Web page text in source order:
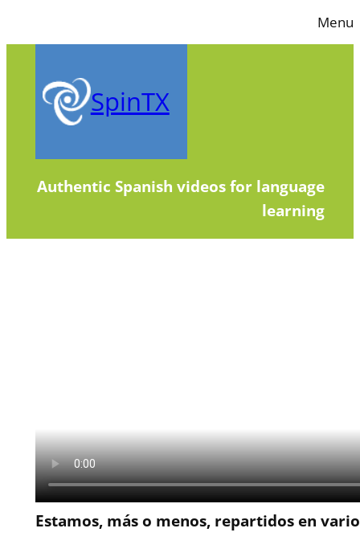
to
Menu
SpinTX
Authentic Spanish videos for language
learning
Estamos, más o menos, repartidos en